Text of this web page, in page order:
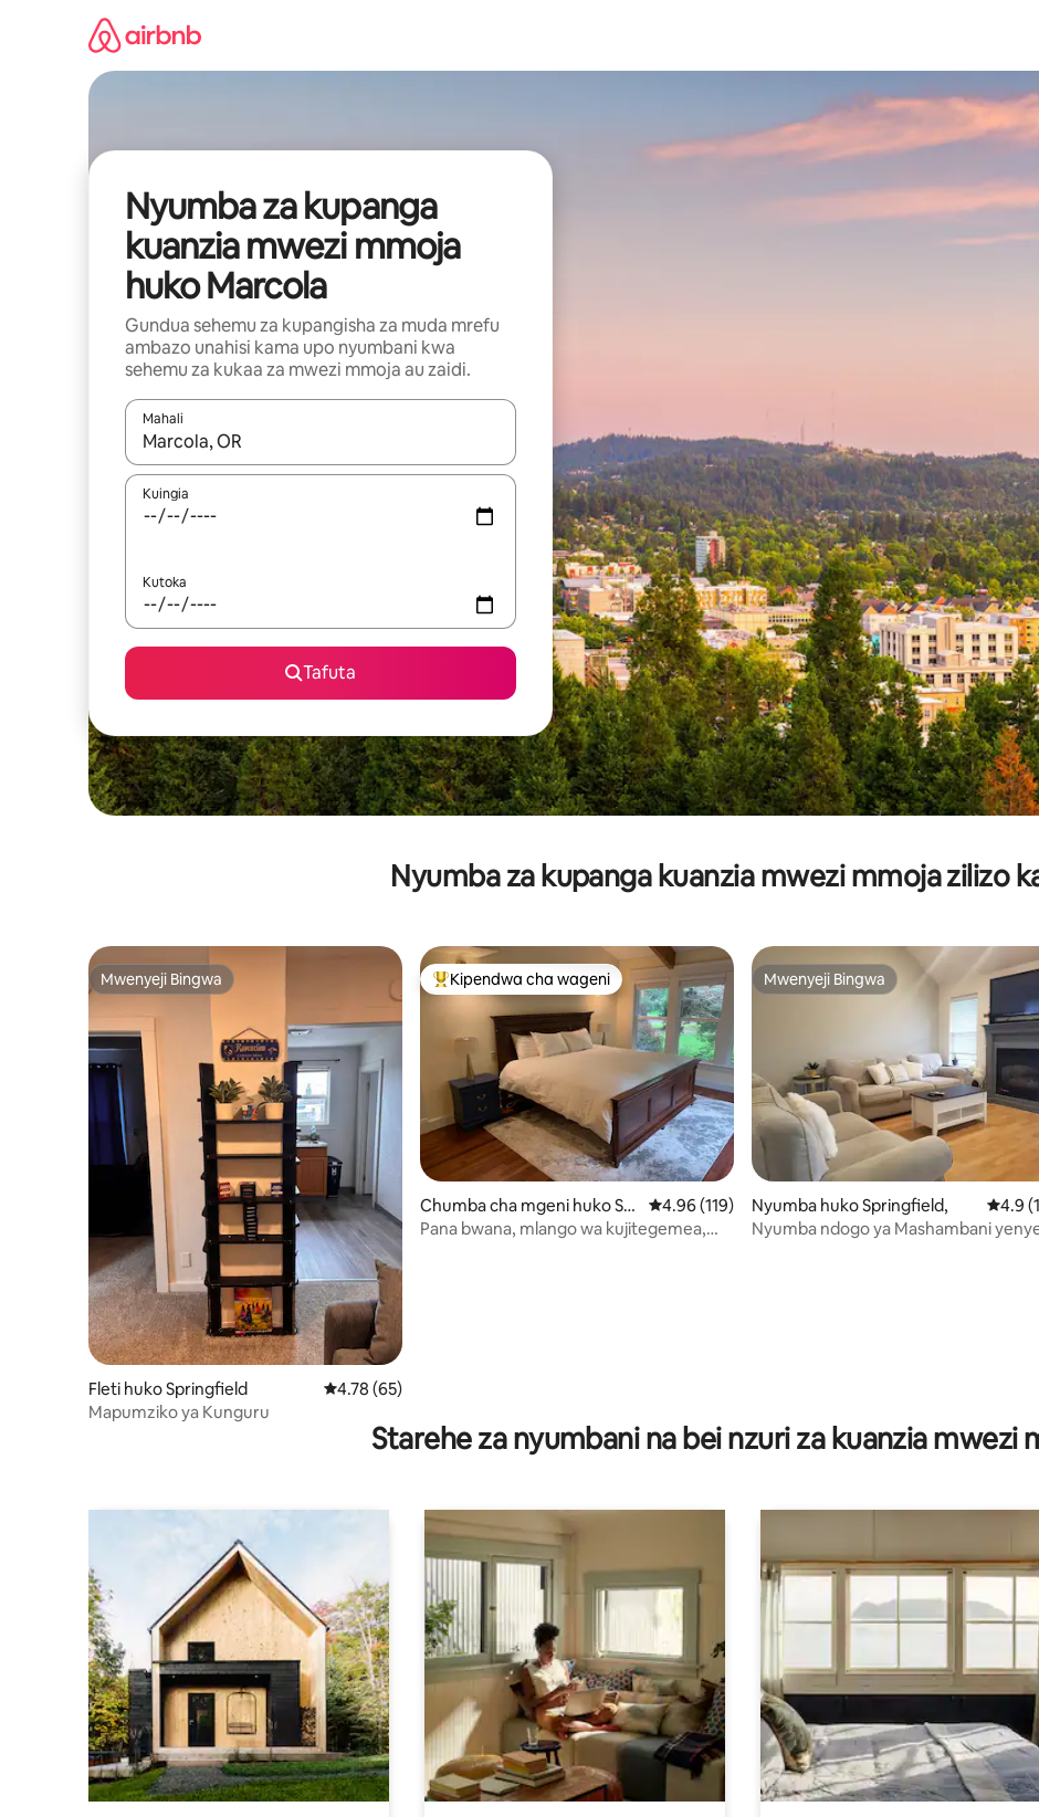
Nyumba za kupanga
kuanzia mwezi mmoja
huko Marcola
Gundua sehemu za kupangisha za muda mrefu
ambazo unahisi kama upo nyumbani kwa
sehemu za kukaa za mwezi mmoja au zaidi.
Mahali
Wakati matokeo yanapatikana, vinjari kwa kutumia vitufe vya vishale vya juu na chini au uchunguze kwa kugusa au
Kuingia
Kutoka
Tafuta
Nyumba za kupanga kuanzia mwezi mmoja zilizo
Mwenyeji Bingwa
Mwenyeji Bingwa
Fleti huko Springfield Ukadiriaji wa wastani wa 4.78 kati ya 5, tathmini 65
4.78 (65)
Mapumziko ya Kunguru
Kipendwa maarufu cha wageni
Kipendwa cha wageni
Chumba cha mgeni huko Spr
ingfield
Ukadiriaji wa wastani wa 4.96 kati ya 5, tathmini 119
4.96 (119)
Pana bwana, mlango wa kujitegemea,
Mwenyeji Bingwa
Mwenyeji Bingwa
Nyumba huko Springfield,
4.9
Nyumba ndogo ya Mashambani
Starehe za nyumbani na bei nzuri za kuanzia mwezi